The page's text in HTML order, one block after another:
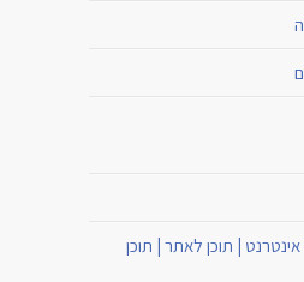
| תוכן לאתר | תוכן